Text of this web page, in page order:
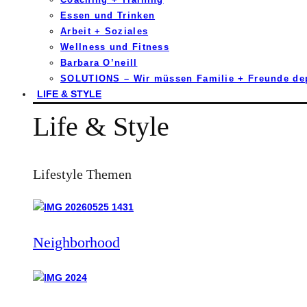
Essen und Trinken
Arbeit + Soziales
Wellness und Fitness
Barbara O’neill
SOLUTIONS – Wir müssen Familie + Freunde
LIFE & STYLE
Life & Style
Lifestyle Themen
Neighborhood